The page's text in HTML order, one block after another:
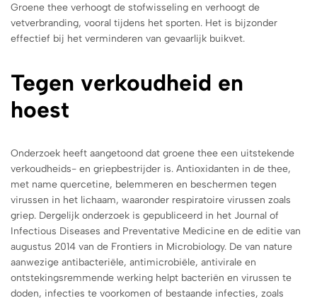
Groene thee verhoogt de stofwisseling en verhoogt de
vetverbranding, vooral tijdens het sporten. Het is bijzonder
effectief bij het verminderen van gevaarlijk buikvet.
Tegen verkoudheid en
hoest
Onderzoek heeft aangetoond dat groene thee een uitstekende
verkoudheids- en griepbestrijder is. Antioxidanten in de thee,
met name quercetine, belemmeren en beschermen tegen
virussen in het lichaam, waaronder respiratoire virussen zoals
griep. Dergelijk onderzoek is gepubliceerd in het Journal of
Infectious Diseases and Preventative Medicine en de editie van
augustus 2014 van de Frontiers in Microbiology. De van nature
aanwezige antibacteriële, antimicrobiële, antivirale en
ontstekingsremmende werking helpt bacteriën en virussen te
doden, infecties te voorkomen of bestaande infecties, zoals